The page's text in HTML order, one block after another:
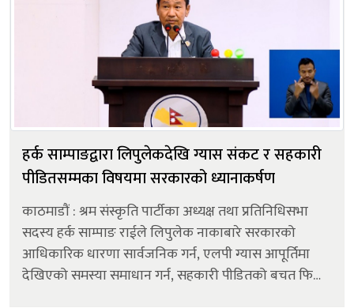
हर्क साम्पाङद्वारा लिपुलेकदेखि ग्यास संकट र सहकारी
पीडितसम्मका विषयमा सरकारको ध्यानाकर्षण
काठमाडौं : श्रम संस्कृति पार्टीका अध्यक्ष तथा प्रतिनिधिसभा
सदस्य हर्क साम्पाङ राईले लिपुलेक नाकाबारे सरकारको
आधिकारिक धारणा सार्वजनिक गर्न, एलपी ग्यास आपूर्तिमा
देखिएको समस्या समाधान गर्न, सहकारी पीडितको बचत फिर्ता